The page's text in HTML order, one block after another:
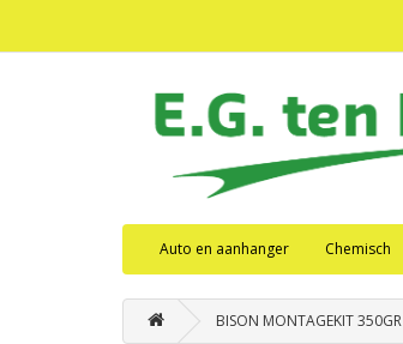
Auto en aanhanger Chemisch
BISON MONTAGEKIT 350GR